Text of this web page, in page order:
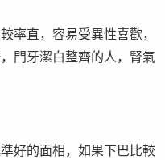
率直，容易受異性喜歡，
門牙潔白整齊的人，腎氣
好的面相，如果下巴比較